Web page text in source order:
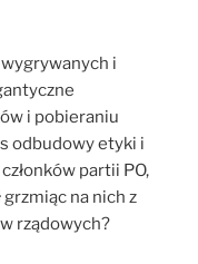
wygrywanych i
i pobieraniu
odbudowy etyki i
partii PO,
na nich z
rządowych?